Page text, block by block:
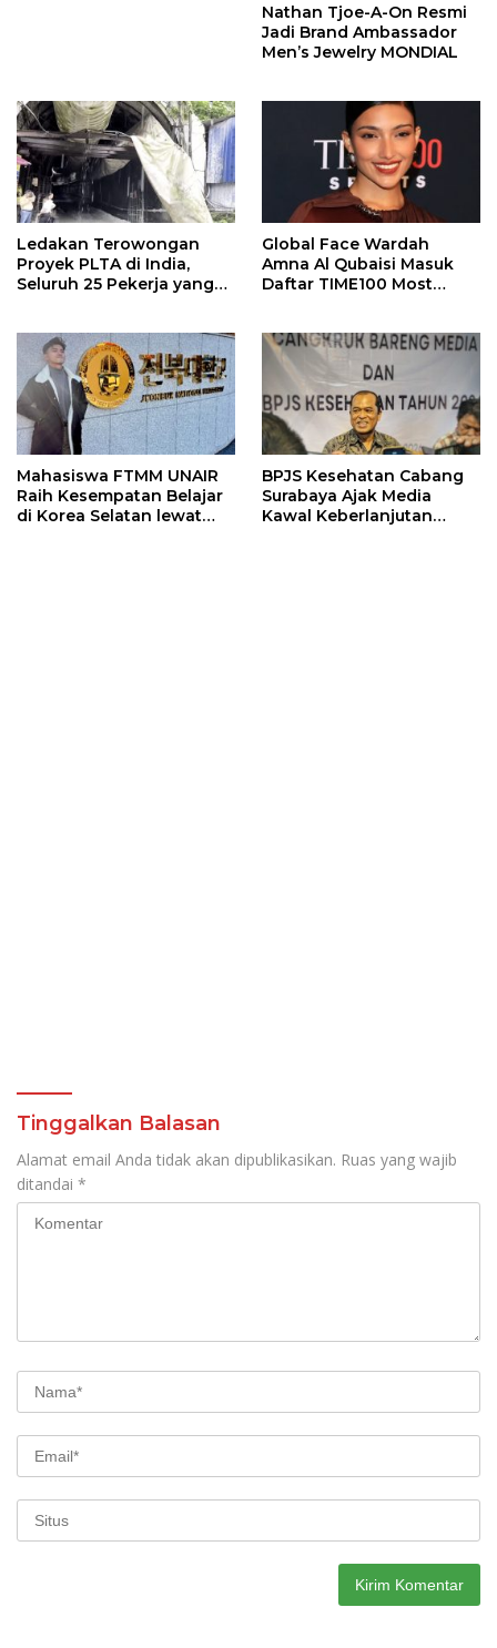
Nathan Tjoe-A-On Resmi
Jadi Brand Ambassador
Men’s Jewelry MONDIAL
Ledakan Terowongan
Proyek PLTA di India,
Seluruh 25 Pekerja yang
Global Face Wardah
Amna Al Qubaisi Masuk
Daftar TIME100 Most
Mahasiswa FTMM UNAIR
Raih Kesempatan Belajar
di Korea Selatan lewat
BPJS Kesehatan Cabang
Surabaya Ajak Media
Kawal Keberlanjutan
Tinggalkan Balasan
Alamat email Anda tidak akan dipublikasikan. Ruas yang wajib
ditandai *